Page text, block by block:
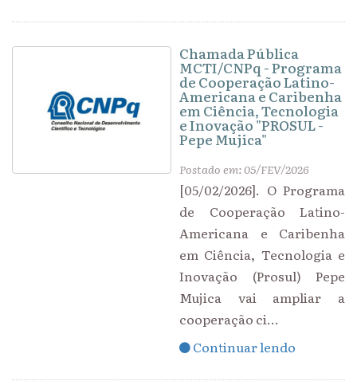
Chamada Pública
MCTI/CNPq - Programa
de Cooperação Latino-
Americana e Caribenha
em Ciência, Tecnologia
e Inovação "PROSUL -
Pepe Mujica"
Postado em: 05/FEV/2026
[05/02/2026]. O Programa
de Cooperação Latino-
Americana e Caribenha
em Ciência, Tecnologia e
Inovação (Prosul) Pepe
Mujica vai ampliar a
cooperação ci...
Continuar lendo